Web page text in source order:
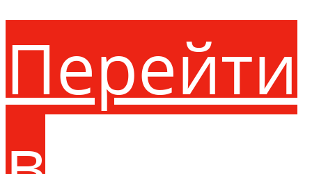
Перейти